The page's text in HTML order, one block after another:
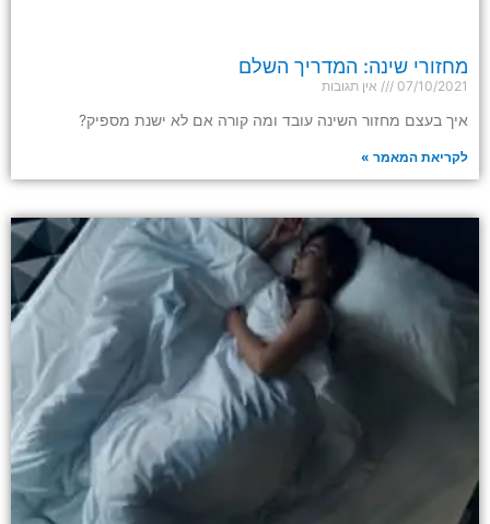
מחזורי שינה: המדריך השלם
07/10/2021 אין תגובות
איך בעצם מחזור השינה עובד ומה קורה אם לא ישנת מספיק?
לקריאת המאמר »